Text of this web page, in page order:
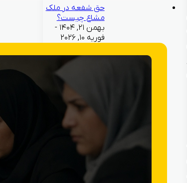
حق شفعه در ملک
مشاع چیست؟
بهمن ۲۱, ۱۴۰۴ -
فوریه ۱۰, ۲۰۲۶